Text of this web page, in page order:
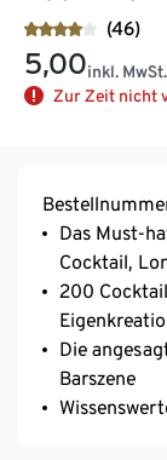
(46)
5,00inkl. MwSt.
Zur Zeit nicht
Das Must-
Cocktail,
200
Die
Barszene